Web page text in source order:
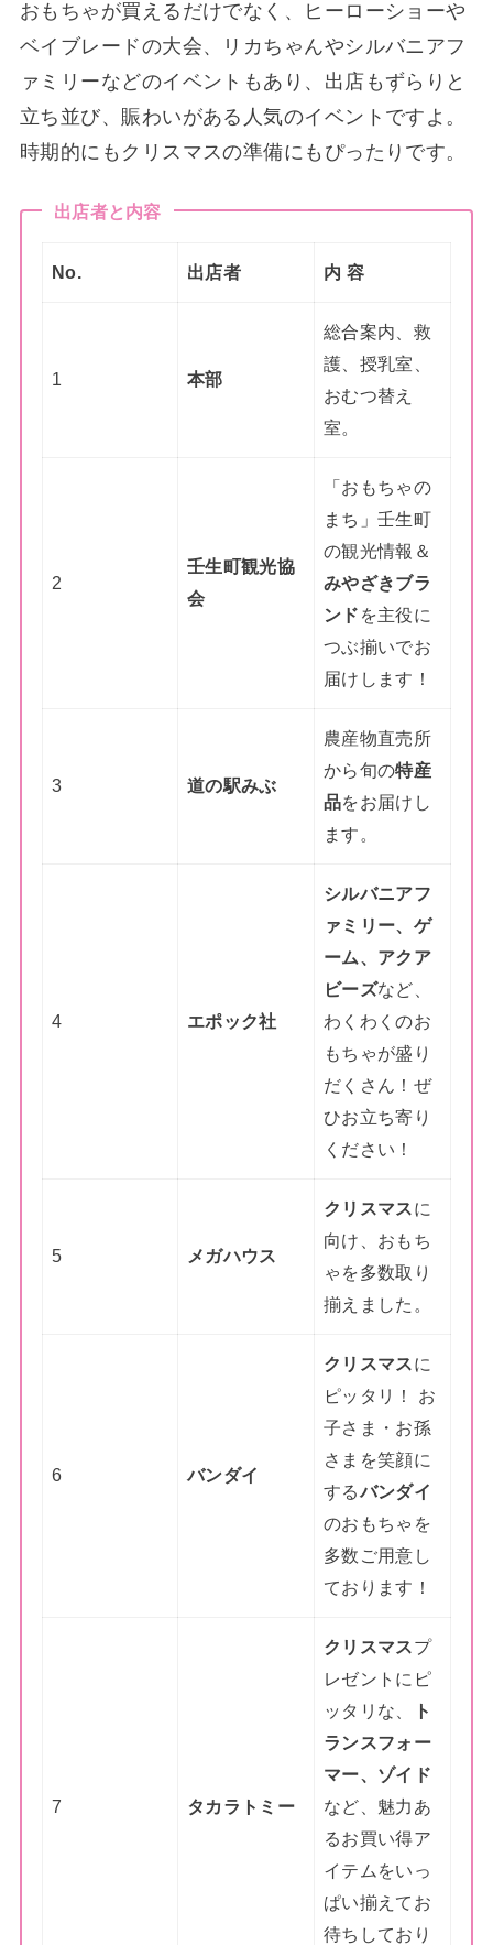
おもちゃが買えるだけでなく、ヒーローショーや
ベイブレードの大会、リカちゃんやシルバニアフ
ァミリーなどのイベントもあり、出店もずらりと
立ち並び、賑わいがある人気のイベントですよ。
時期的にもクリスマスの準備にもぴったりです。
出店者と内容
No. 出店者 内 容
1 本部
総合案内、救
護、授乳室、
おむつ替え
室。
2
壬生町観光協
会
「おもちゃの
まち」壬生町
の観光情報＆
みやざきブラ
ンド を主役に
つぶ揃いでお
届けします！
3 道の駅みぶ
農産物直売所
から旬の特産
品をお届けし
ます。
4 エポック社
シルバニアフ
ァミリー、ゲ
ーム、アクア
ビーズなど、
わくわくのお
もちゃが盛り
だくさん！ぜ
ひお立ち寄り
ください！
5 メガハウス
クリスマス に
向け、おもち
ゃを多数取り
揃えました。
6 バンダイ
クリスマス に
ピッタリ！ お
子さま・お孫
さまを笑顔に
する バンダイ
のおもちゃを
多数ご用意し
ております！
7 タカラトミー
クリスマス プ
レゼントにピ
ッタリな、
ト
ランスフォー
マー、ゾイド
など、魅力あ
るお買い得ア
イテムをいっ
ぱい揃えてお
待ちしており